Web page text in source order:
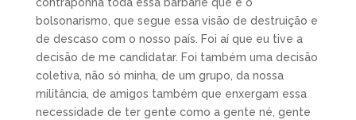
bolsonarismo, que segue essa visão de destruição e
de descaso com o nosso país. Foi aí que eu tive a
decisão de me candidatar. Foi também uma decisão
coletiva, não só minha, de um grupo, da nossa
militância, de amigos também que enxergam essa
necessidade de ter gente como a gente né, gente